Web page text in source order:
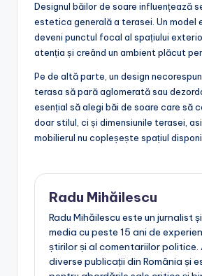
Designul băilor de soare influențează
estetica generală a terasei. Un model
deveni punctul focal al spațiului
atenția și creând un ambient plăcut
Pe de altă parte, un design
terasa să pară aglomerată sau
esențial să alegi băi de soare care să
doar stilul, ci și dimensiunile terasei,
mobilierul nu copleșește spațiul
Radu Mihăilescu
Radu Mihăilescu este un jurnalist
media cu peste 15 ani de
știrilor și al comentariilor politice.
diverse publicații din România și